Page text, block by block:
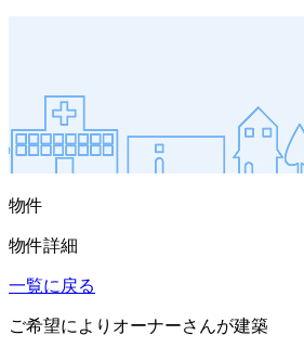
物件
物件詳細
一覧に戻る
ご希望によりオーナーさんが建築